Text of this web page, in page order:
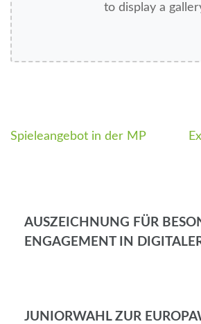
to display a
Spieleangebot in der MP
AUSZEICHNUNG FÜR
ENGAGEMENT IN
JUNIORWAHL ZUR